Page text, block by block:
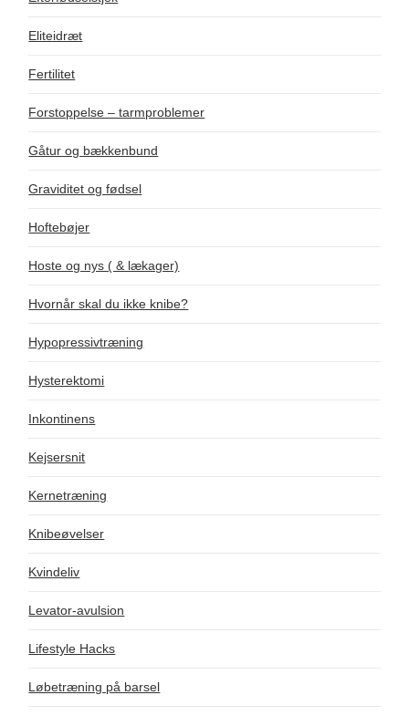
Eliteidræt
Fertilitet
Forstoppelse – tarmproblemer
Gåtur og bækkenbund
Graviditet og fødsel
Hoftebøjer
Hoste og nys ( & lækager)
Hvornår skal du ikke knibe?
Hypopressivtræning
Hysterektomi
Inkontinens
Kejsersnit
Kernetræning
Knibeøvelser
Kvindeliv
Levator-avulsion
Lifestyle Hacks
Løbetræning på barsel